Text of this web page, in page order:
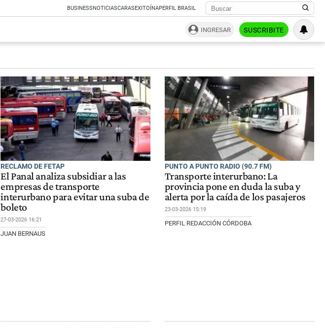
BUSINESSNOTICIASCARASEXITOÍNAPERFIL BRASIL
INGRESAR SUSCRIBITE
RECLAMO DE FETAP
El Panal analiza subsidiar a las
empresas de transporte
interurbano para evitar una suba de
boleto
27-03-2026 16:21
JUAN BERNAUS
PUNTO A PUNTO RADIO (90.7 FM)
Transporte interurbano: La
provincia pone en duda la suba y
alerta por la caída de los pasajeros
23-03-2026 15:19
PERFIL REDACCIÓN CÓRDOBA